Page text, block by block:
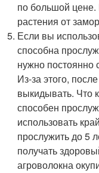
по большой
растения от
Если вы
способна
нужно постоянно
Из-за этого,
выкидывать. Что
способен
использовать
прослужить до 5
получать
агроволокна